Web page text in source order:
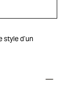
style d’un